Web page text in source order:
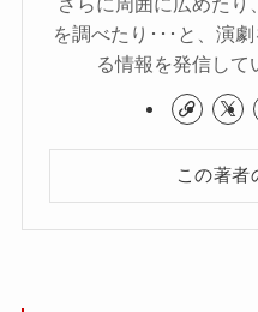
を調べたり･･･と、演
る情報を発信して
この著者